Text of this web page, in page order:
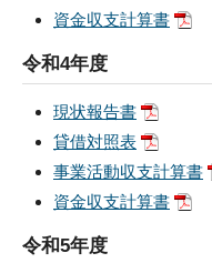
資金収支計算書
令和4年度
現状報告書
貸借対照表
事業活動収支計算書
資金収支計算書
令和5年度